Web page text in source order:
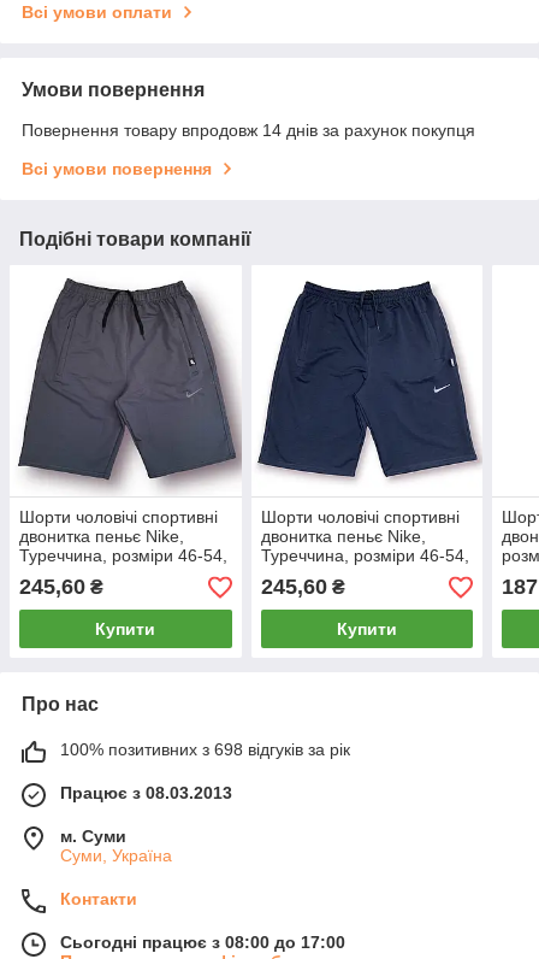
Всі умови оплати
Умови повернення
Повернення товару впродовж 14 днів за рахунок покупця
Всі умови повернення
Подібні товари компанії
Шорти чоловічі спортивні
двонитка пеньє Nike,
Туреччина, розміри 46-54,
сірі, 013253
245,60 ₴
Купити
Шорти чоловічі спортивні
двонитка пеньє Nike,
Туреччина, розміри 46-54,
темно-сині, 011502
245,60₴
Купити
Про нас
100% позитивних з 698 відгуків за рік
Працює з 08.03.2013
м. Суми
Суми, Україна
Контакти
Сьогодні працює з 08:00 до 17:00